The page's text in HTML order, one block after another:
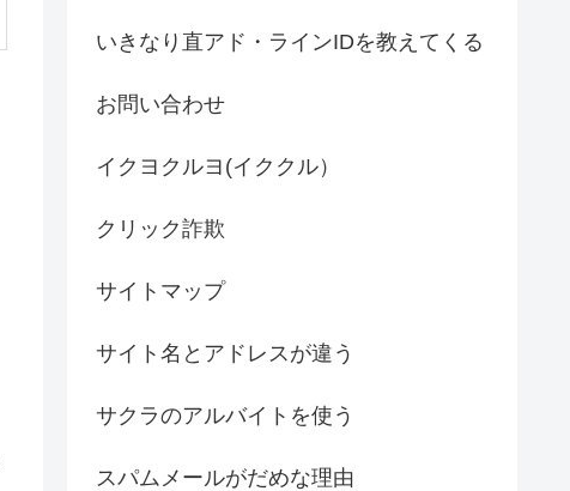
いきなり直アド・ラインIDを教えてくる
お問い合わせ
イクヨクルヨ(イククル）
クリック詐欺
サイトマップ
サイト名とアドレスが違う
サクラのアルバイトを使う
スパムメールがだめな理由